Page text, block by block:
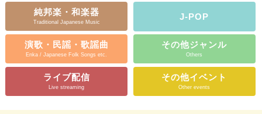
純邦楽・和楽器
Traditional Japanese Music
J-POP
演歌・民謡・歌謡曲
Enka / Japanese Folk Songs etc.
その他ジャンル
Others
ライブ配信
Live streaming
その他イベント
Other events